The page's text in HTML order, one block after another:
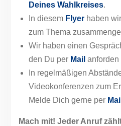
Deines Wahlkreises.
In diesem Flyerhaben
zum Thema
Wir haben einen
den Du per Mail anforden
In regelmäßigen
Videokonferenzen zum
Melde Dich gerne per Mail
Mach mit! Jeder Anruf